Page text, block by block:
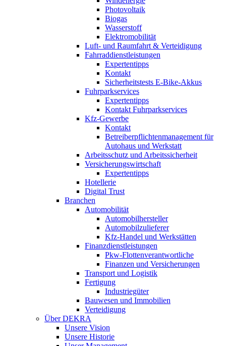
Photovoltaik
Biogas
Wasserstoff
Elektromobilität
Luft- und Raumfahrt & Verteidigung
Fahrraddienstleistungen
Expertentipps
Kontakt
Sicherheitstests E-Bike-Akkus
Fuhrparkservices
Expertentipps
Kontakt Fuhrparkservices
Kfz-Gewerbe
Kontakt
Betreiberpflichtenmanagement für
Autohaus und Werkstatt
Arbeitsschutz und Arbeitssicherheit
Versicherungswirtschaft
Expertentipps
Hotellerie
Digital Trust
Branchen
Automobilität
Automobilhersteller
Automobilzulieferer
Kfz-Handel und Werkstätten
Finanzdienstleistungen
Pkw‑Flottenverantwortliche
Finanzen und Versicherungen
Transport und Logistik
Fertigung
Industriegüter
Bauwesen und Immobilien
Verteidigung
Über DEKRA
Unsere Vision
Unsere Historie